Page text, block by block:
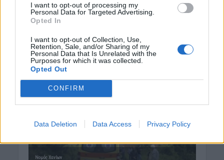
I want to opt-out of processing my
Personal Data for Targeted Advertising.
Opted In
I want to opt-out of Collection, Use,
Retention, Sale, and/or Sharing of my
Personal Data that Is Unrelated with the
Purposes for which it was collected.
Opted Out
CONFIRM
Data Deletion Data Access Privacy Policy